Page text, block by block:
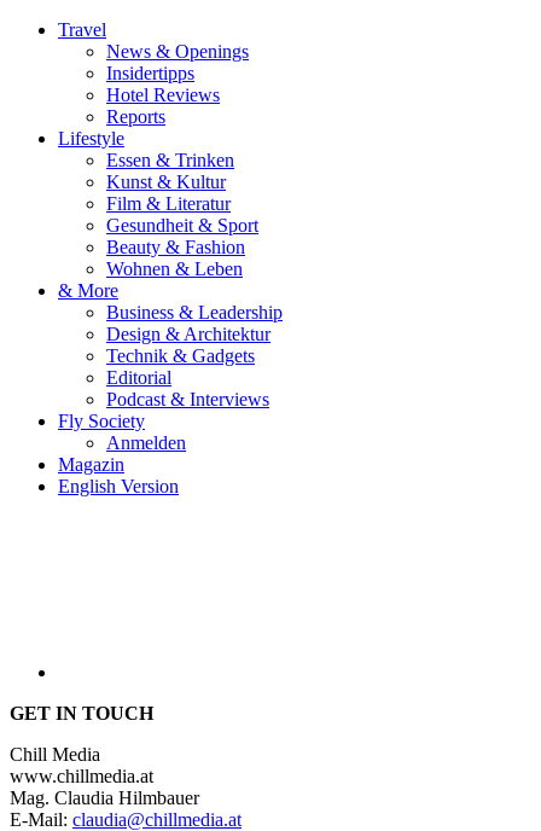
Travel
News & Openings
Insidertipps
Hotel Reviews
Reports
Lifestyle
Essen & Trinken
Kunst & Kultur
Film & Literatur
Gesundheit & Sport
Beauty & Fashion
Wohnen & Leben
& More
Business & Leadership
Design & Architektur
Technik & Gadgets
Editorial
Podcast & Interviews
Fly Society
Anmelden
Magazin
English Version
GET IN TOUCH
Chill Media
www.chillmedia.at
Mag. Claudia Hilmbauer
E-Mail: claudia@chillmedia.at